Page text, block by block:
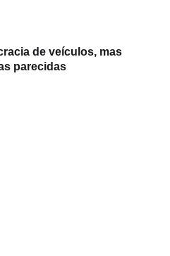
de veículos, mas
parecidas